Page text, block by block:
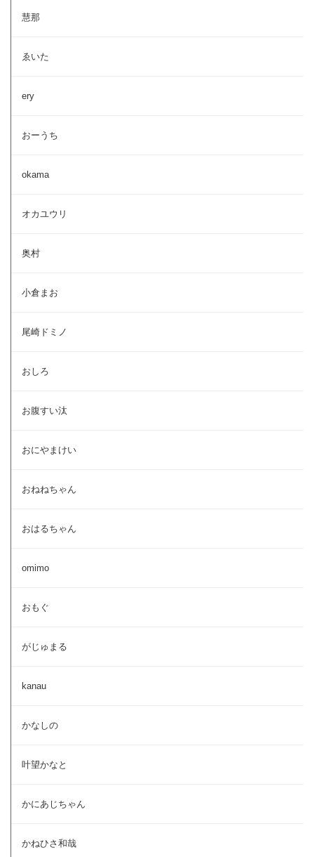
慧那
ゑいた
ery
おーうち
okama
オカユウリ
奥村
小倉まお
尾崎ドミノ
おしろ
お腹すい汰
おにやまけい
おねねちゃん
おはるちゃん
omimo
おもぐ
がじゅまる
kanau
かなしの
叶望かなと
かにあじちゃん
かねひさ和哉